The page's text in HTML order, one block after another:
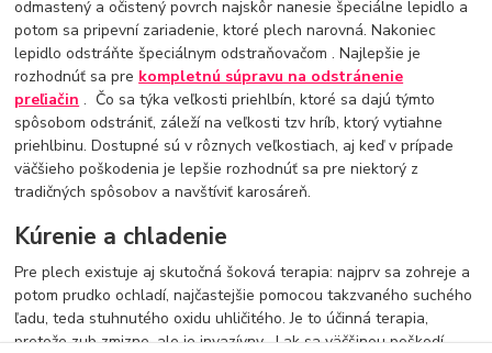
odmastený a očistený povrch najskôr nanesie špeciálne lepidlo a
potom sa pripevní zariadenie, ktoré plech narovná. Nakoniec
lepidlo odstráňte špeciálnym odstraňovačom . Najlepšie je
rozhodnúť sa pre kompletnú súpravu na odstránenie
preľiačin . Čo sa týka veľkosti priehlbín, ktoré sa dajú týmto
spôsobom odstrániť, záleží na veľkosti tzv hríb, ktorý vytiahne
priehlbinu. Dostupné sú v rôznych veľkostiach, aj keď v prípade
väčšieho poškodenia je lepšie rozhodnúť sa pre niektorý z
tradičných spôsobov a navštíviť karosáreň.
Kúrenie a chladenie
Pre plech existuje aj skutočná šoková terapia: najprv sa zohreje a
potom prudko ochladí, najčastejšie pomocou takzvaného suchého
ľadu, teda stuhnutého oxidu uhličitého. Je to účinná terapia,
pretože zub zmizne, ale je invazívny . Lak sa väčšinou poškodí